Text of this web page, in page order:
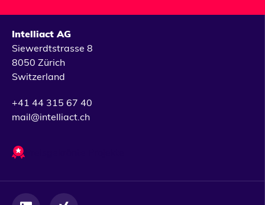
Intelliact AG
Siewerdtstrasse 8
8050 Zürich
Switzerland
+41 44 315 67 40
mail@intelliact.ch